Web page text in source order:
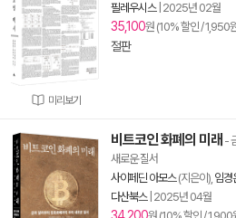
미리보기
필레우시스| 2025년 02월
35,100원 (10% 할인 / 1,950
절판
비트코인 화폐의 미래 -
새로운 질서
사이페딘 아모스(지은이), 임경
다산북스| 2025년 04월